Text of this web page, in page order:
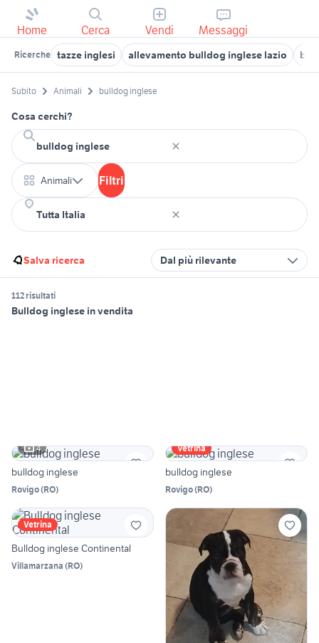
Home Cerca Vendi Messaggi
Ricerche tazze inglesi allevamento bulldog inglese lazio
Subito Animali bulldog inglese
Cosa cerchi?
Animali Filtri
Salva ricerca Dal più rilevante
112 risultati
Bulldog inglese in vendita
4
bulldog inglese
Rovigo(RO)
Vetrina
bulldog inglese
Rovigo(RO)
Vetrina
Bulldog inglese Continental
Villamarzana (RO)